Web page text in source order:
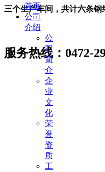
三个生产车间，共计六条
服务热线： 0472-
首页
公司
介绍
公
司
简
介
企
业
文
化
荣
誉
资
质
工